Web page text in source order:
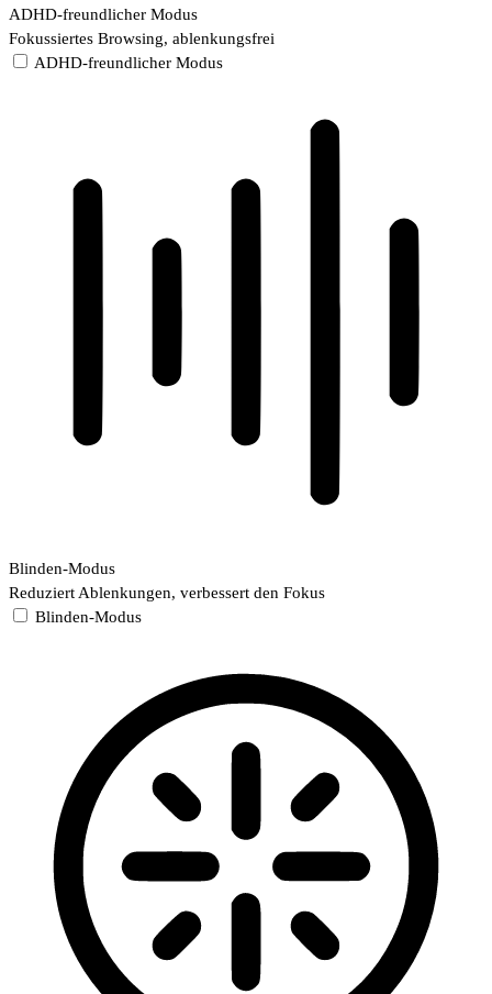
ADHD-freundlicher Modus
Fokussiertes Browsing, ablenkungsfrei
ADHD-freundlicher Modus
Blinden-Modus
Reduziert Ablenkungen, verbessert den Fokus
Blinden-Modus